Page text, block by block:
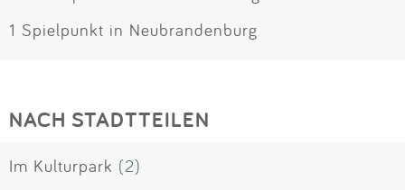
1 Spielpunkt in Neubrandenburg
NACH STADTTEILEN
Im Kulturpark (2)